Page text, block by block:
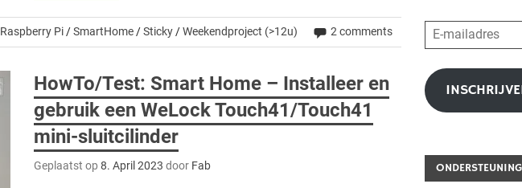
Raspberry Pi/SmartHome/Sticky/Weekendproject (>12u) 2 comments
HowTo/Test: Smart Home – Installeer en
gebruik een WeLock Touch41/Touch41
mini-sluitcilinder
Geplaatst op8. April 2023 door Fab
E-
mailadres
ONDERSTEUNING